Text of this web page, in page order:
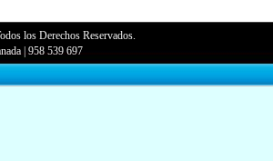
los Derechos Reservados.
|958 539 697